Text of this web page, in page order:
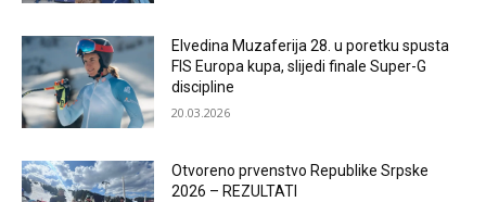
Elvedina Muzaferija 28. u poretku spusta
FIS Europa kupa, slijedi finale Super-G
discipline
20.03.2026
Otvoreno prvenstvo Republike Srpske
2026 – REZULTATI